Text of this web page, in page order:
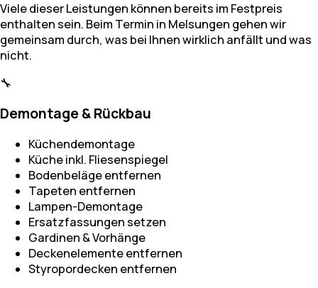
Viele dieser Leistungen können bereits im Festpreis
enthalten sein. Beim Termin in Melsungen gehen wir
gemeinsam durch, was bei Ihnen wirklich anfällt und was
nicht.
🔧
Demontage & Rückbau
Küchendemontage
Küche inkl. Fliesenspiegel
Bodenbeläge entfernen
Tapeten entfernen
Lampen-Demontage
Ersatzfassungen setzen
Gardinen & Vorhänge
Deckenelemente entfernen
Styropordecken entfernen